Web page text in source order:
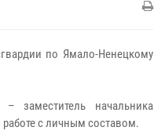
по Ямало-Ненецкому
заместитель начальника
с личным составом.